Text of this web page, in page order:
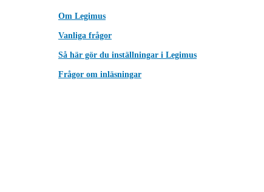
Om Legimus
Vanliga frågor
Så här gör du inställningar i Legimus
Frågor om inläsningar